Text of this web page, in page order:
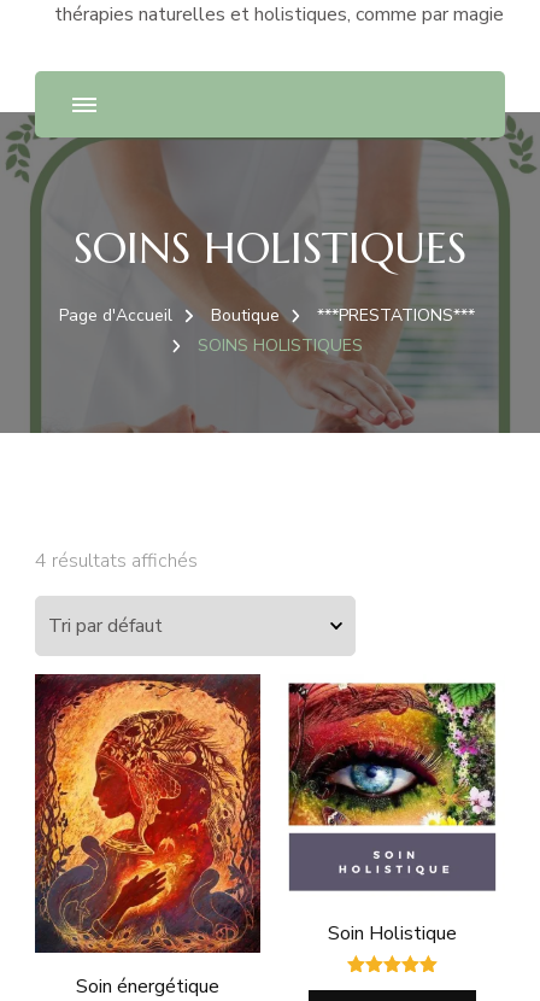
thérapies naturelles et holistiques, comme par magie
SOINS HOLISTIQUES
Page d'Accueil Boutique
***PRESTATIONS***
SOINS HOLISTIQUES
4 résultats affichés
Soin énergétique
Soin Holistique
Note